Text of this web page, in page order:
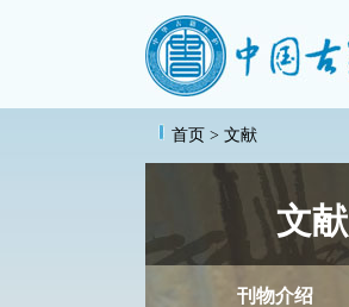
首页 > 文献
文献
刊物介绍